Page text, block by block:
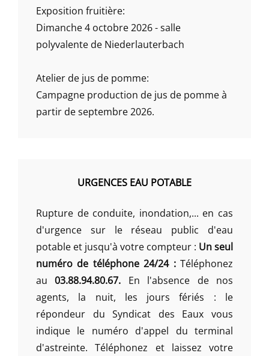
Exposition fruitière:
Dimanche 4 octobre 2026 - salle
polyvalente de Niederlauterbach
Atelier de jus de pomme:
Campagne production de jus de pomme à
partir de septembre 2026.
URGENCES EAU POTABLE
Rupture de conduite, inondation,... en cas
d'urgence sur le réseau public d'eau
potable et jusqu'à votre compteur : Un seul
numéro de téléphone 24/24 :Téléphonez
au03.88.94.80.67. En l'absence de nos
agents, la nuit, les jours fériés : le
répondeur du Syndicat des Eaux vous
indique le numéro d'appel du terminal
d'astreinte. Téléphonez et laissez votre